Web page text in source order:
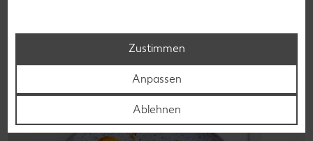
Genießer, für die Lunchbox oder das Abendessen.
Rezepte entdecken
Zustimmen
Anpassen
Ablehnen